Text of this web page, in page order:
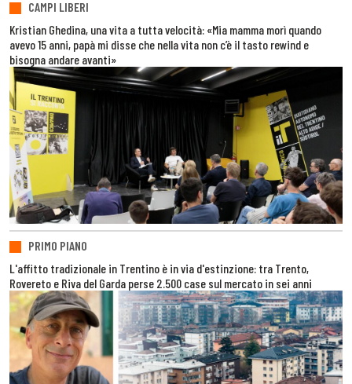
CAMPI LIBERI
Kristian Ghedina, una vita a tutta velocità: «Mia mamma morì quando
avevo 15 anni, papà mi disse che nella vita non c’è il tasto rewind e
bisogna andare avanti»
PRIMO PIANO
L'affitto tradizionale in Trentino è in via d'estinzione: tra Trento,
Rovereto e Riva del Garda perse 2.500 case sul mercato in sei anni